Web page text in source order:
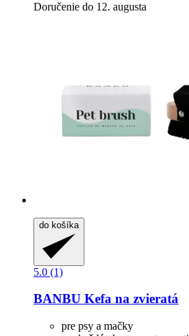
Doručenie do 12. augusta
do košíka
5.0 (1)
BANBU Kefa na zvieratá
pre psy a mačky